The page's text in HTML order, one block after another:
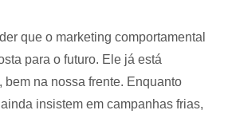
que o marketing comportamental
para o futuro. Ele já está
bem na nossa frente. Enquanto
insistem em campanhas frias,